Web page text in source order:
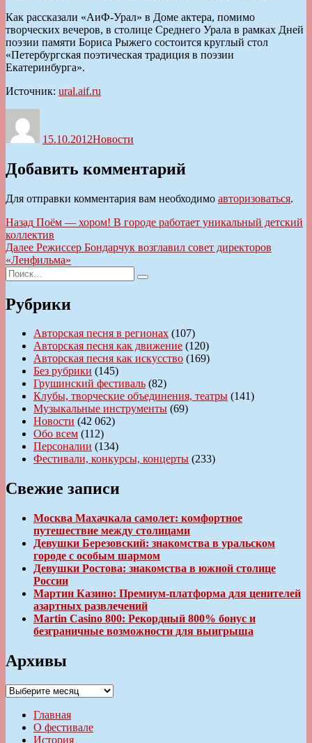
Как рассказали «АиФ-Урал» в Доме актера, помимо
творческих вечеров, в столице Среднего Урала в рамках Дней
поэзии памяти Бориса Рыжего состоится круглый стол
«Петербургская поэтическая традиция в поэзии
Екатеринбурга».
Источник: ural.aif.ru
15.10.2012Новости
Добавить комментарий
Для отправки комментария вам необходимо авторизоваться.
Навигация
по
записям
Назад Предыдущая
запись:
Поём — хором! В городе работает уникальный детский
коллектив
Далее Следующая
запись:
Режиссер Бондарчук возглавил совет директоров
«Ленфильма»
Искать:
Поиск
Рубрики
Авторская песня в регионах (107)
Авторская песня как движение (120)
Авторская песня как искусство (169)
Без рубрики (145)
Грушинский фестиваль (82)
Клубы, творческие объединения, театры (141)
Музыкальные инструменты (69)
Новости (42 062)
Обо всем (112)
Персоналии (134)
Фестивали, конкурсы, концерты (233)
Свежие записи
Москва Махачкала самолет: комфортное
путешествие между столицами
Девушки Березовский: знакомства в уральском
городе с особым шармом
Девушки Ростова: знакомства в южной столице
России
Мартин Казино: Премиум-платформа для ценителей
азартных развлечений
Martin Casino 800: Рекордный 800% бонус и
безграничные возможности для выигрыша
Архивы
Архивы
Главная
О фестивале
История